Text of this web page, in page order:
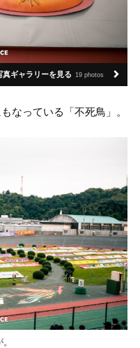
真ギャラリーを見る 19 photos
なっている「不死鳥」。